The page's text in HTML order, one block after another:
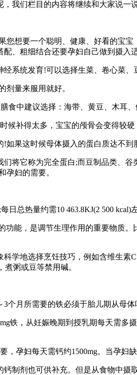
我们栏目的内容将继续和大家说一
想要一个聪明、健康、好看的宝
、粗细结合还要孕妇自己做到摄入
系统发育!可以选择生菜、卷心菜、
剂量来服用就好。
食中建议选择：海带、黄豆、木耳
补得太多，宝宝的颅骨会变得较硬
果这时候母体摄入的蛋白质达不
将它称为完全蛋白;而豆制品类、
孕妇的需要。
总热量约需10 463.8KJ(2 500
能，是调节生理作用的重要物质
学地选择烹饪技巧，例如含维生
粥或豆等禁用碱。
个月所需要的铁必须于胎儿期从母
铁，从妊娠晚期到授乳期每天需
孕妇每天需钙约1500mg。当孕妇
制剂也可供补充。但是从食物中摄